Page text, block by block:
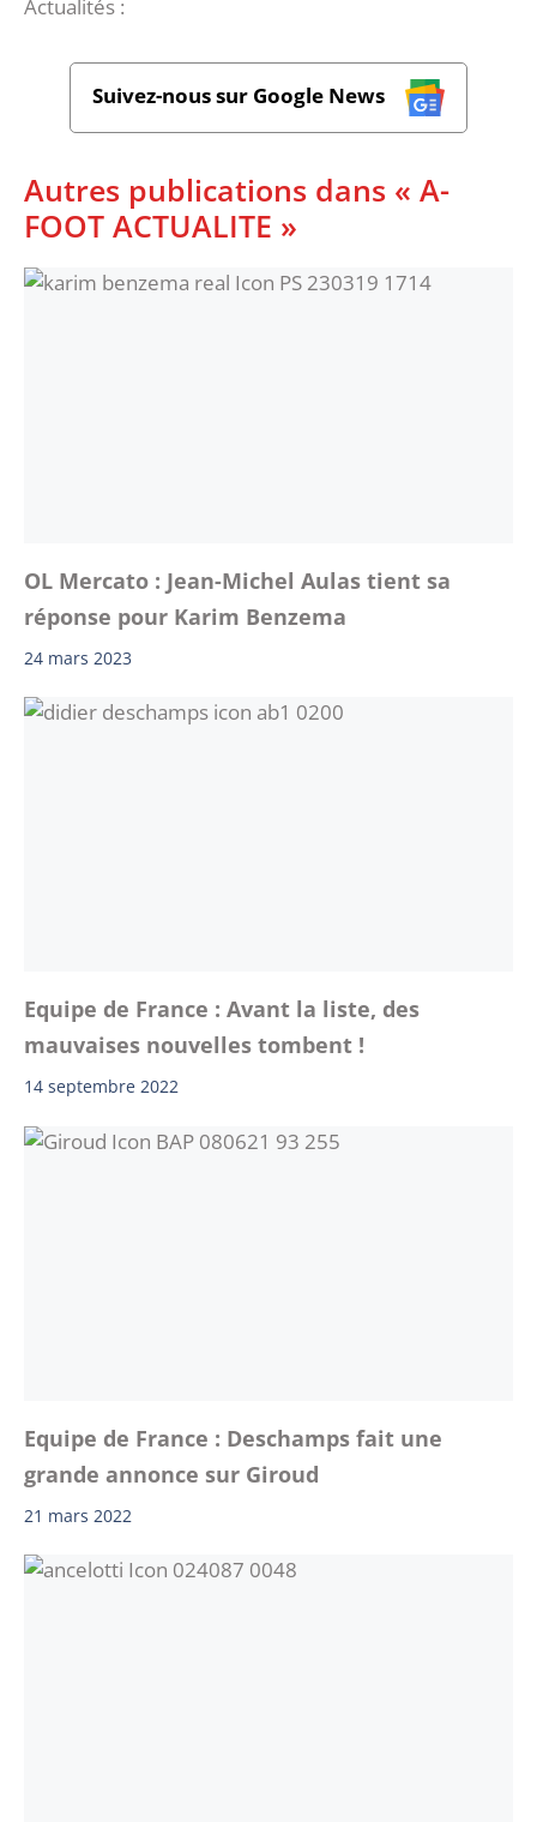
Actualités :
Suivez-nous sur Google News
Autres publications dans « A-
FOOT ACTUALITE »
OL Mercato : Jean-Michel Aulas tient sa
réponse pour Karim Benzema
24 mars 2023
Equipe de France : Avant la liste, des
mauvaises nouvelles tombent !
14 septembre 2022
Equipe de France : Deschamps fait une
grande annonce sur Giroud
21 mars 2022